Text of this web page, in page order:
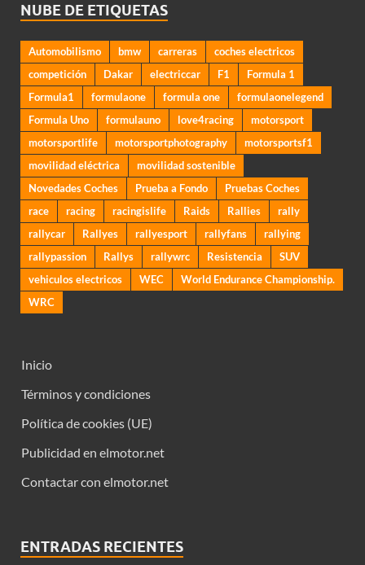
NUBE DE ETIQUETAS
Automobilismo bmw carreras
coches electricos
competición
Dakar electriccar F1
Formula 1
Formula1
formulaone formula one
formulaonelegend
Formula Uno
formulauno love4racing
motorsport
motorsportlife
motorsportphotography
motorsportsf1
movilidad eléctrica
movilidad sostenible
Novedades Coches
Prueba a Fondo
Pruebas Coches
race
racing racingislife Raids Rallies
rally
rallycar
Rallyes rallyesport rallyfans
rallying
rallypassion
Rallys rallywrc Resistencia
SUV
vehiculos electricos
WEC
World Endurance Championship.
WRC
Inicio
Términos y condiciones
Política de cookies (UE)
Publicidad en elmotor.net
Contactar con elmotor.net
ENTRADAS RECIENTES